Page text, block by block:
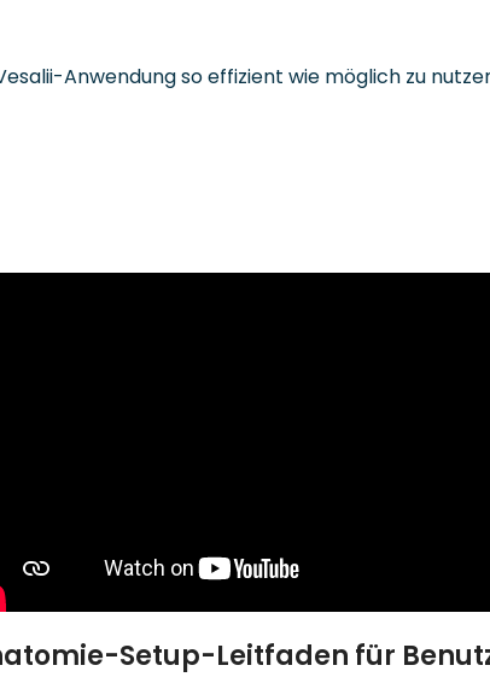
Anwendung so effizient wie möglich zu
Setup-Leitfaden für